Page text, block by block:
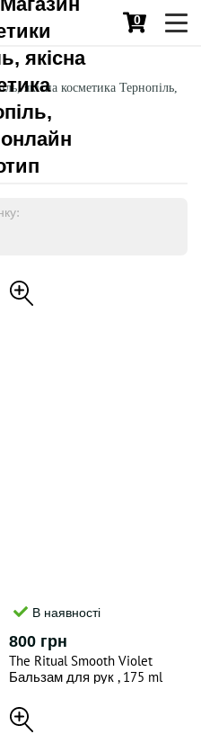
0
якісна косметика Тернопіль,
В наявності
800 грн
The Ritual Smooth Violet
Бальзам для рук , 175 ml